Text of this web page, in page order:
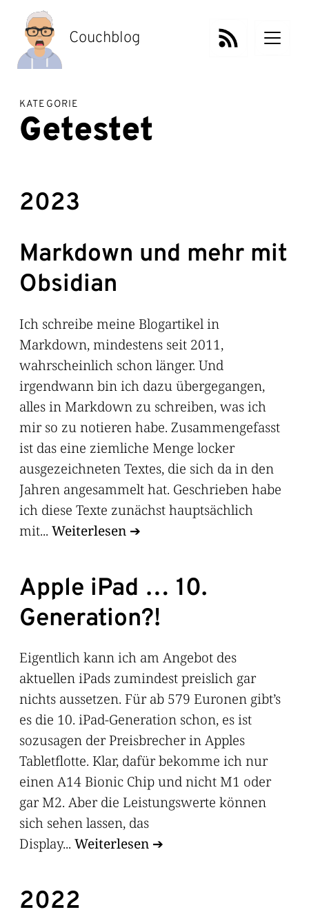
Inhalt
springen
Couchblog
KATEGORIE
Getestet
2023
Markdown und mehr mit
Obsidian
Ich schreibe meine Blogartikel in
Markdown, mindestens seit 2011,
wahrscheinlich schon länger. Und
irgendwann bin ich dazu übergegangen,
alles in Markdown zu schreiben, was ich
mir so zu notieren habe. Zusammengefasst
ist das eine ziemliche Menge locker
ausgezeichneten Textes, die sich da in den
Jahren angesammelt hat. Geschrieben habe
ich diese Texte zunächst hauptsächlich
mit... Weiterlesen
Apple iPad … 10.
Generation?!
Eigentlich kann ich am Angebot des
aktuellen iPads zumindest preislich gar
nichts aussetzen. Für ab 579 Euronen gibt’s
es die 10. iPad-Generation schon, es ist
sozusagen der Preisbrecher in Apples
Tabletflotte. Klar, dafür bekomme ich nur
einen A14 Bionic Chip und nicht M1 oder
gar M2. Aber die Leistungswerte können
sich sehen lassen, das
Display... Weiterlesen
2022